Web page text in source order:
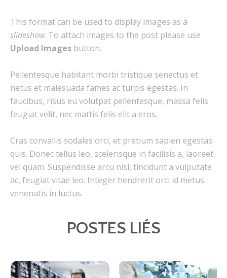
This format can be used to display images as a
slideshow. To attach images to the post please use
Upload Images button.
Pellentesque habitant morbi tristique senectus et
netus et malesuada fames ac turpis egestas. In
faucibus, risus eu volutpat pellentesque, massa felis
feugiat velit, nec mattis felis elit a eros.
Cras convallis sodales orci, et pretium sapien egestas
quis. Donec tellus leo, scelerisque in facilisis a, laoreet
vel quam. Suspendisse arcu nisl, tincidunt a vulputate
ac, feugiat vitae leo. Integer hendrerit orci id metus
venenatis in luctus.
POSTES LIÉS